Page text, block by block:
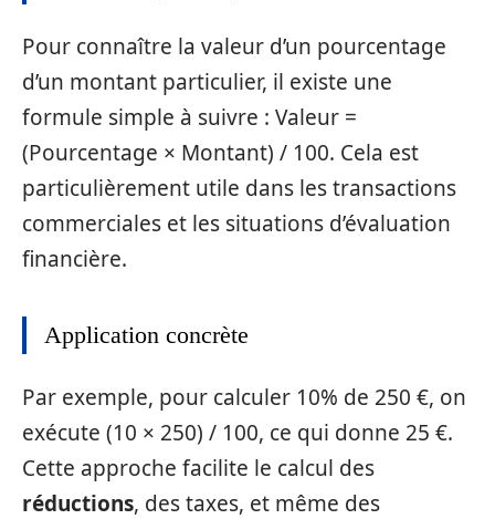
Pour connaître la valeur d’un pourcentage
d’un montant particulier, il existe une
formule simple à suivre : Valeur =
(Pourcentage × Montant) / 100. Cela est
particulièrement utile dans les transactions
commerciales et les situations d’évaluation
financière.
Application concrète
Par exemple, pour calculer 10% de 250 €, on
exécute (10 × 250) / 100, ce qui donne 25 €.
Cette approche facilite le calcul des
réductions, des taxes, et même des